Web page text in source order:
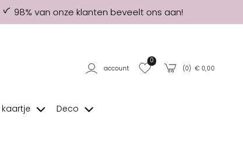
98% van onze klanten beveelt ons aan!
account
0
(0) € 0,00
kaartje Deco